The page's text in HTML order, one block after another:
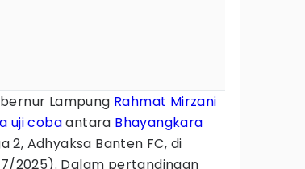
Lampung Rahmat Mirzani
uji cobaantara Bhayangkara
2, Adhyaksa Banten FC, di
2025). Dalam pertandingan